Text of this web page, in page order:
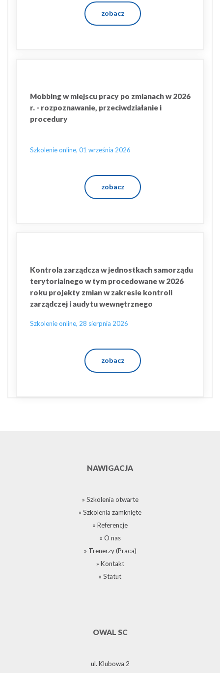
zobacz
Mobbing w miejscu pracy po zmianach w 2026
r. - rozpoznawanie, przeciwdziałanie i
procedury
Szkolenie online, 01 września 2026
zobacz
Kontrola zarządcza w jednostkach samorządu
terytorialnego w tym procedowane w 2026
roku projekty zmian w zakresie kontroli
zarządczej i audytu wewnętrznego
Szkolenie online, 28 sierpnia 2026
zobacz
NAWIGACJA
» Szkolenia otwarte
» Szkolenia zamknięte
» Referencje
» O nas
» Trenerzy (Praca)
» Kontakt
» Statut
OWAL SC
ul. Klubowa 2